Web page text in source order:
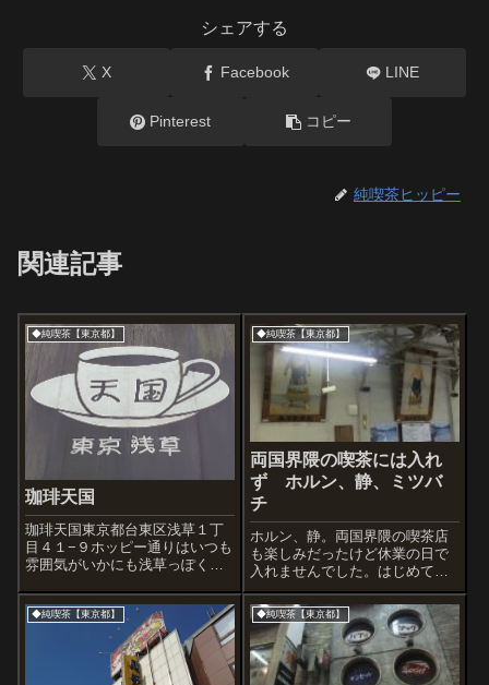
シェアする
X Facebook LINE
Pinterest コピー
純喫茶ヒッピー
関連記事
◆純喫茶【東京都】
珈琲天国
珈琲天国東京都台東区浅草１丁
目４１−９ホッピー通りはいつも
雰囲気がいかにも浅草っぽくて
草六区通りの交差にあるのが珈
琲天国です。小さな店ですが、
秀逸デザインのオリジナルグッ
ズがたくさんあるしホットドッ
グなどおいしい...
◆純喫茶【東京都】
両国界隈の喫茶には入れ
ず ホルン、静、ミツバ
チ
ホルン、静。両国界隈の喫茶店
も楽しみだったけど休業の日で
入れませんでした。はじめて来
たのです両国に(写真は両国駅)ホ
ルンさんは休みミツバチさん
は、きっともうやってない店だ
けど、かっこ良かった。ハチが
リアル。お休みだった喫茶
「静」でもフクスケ...
◆純喫茶【東京都】 ◆純喫茶【東京都】